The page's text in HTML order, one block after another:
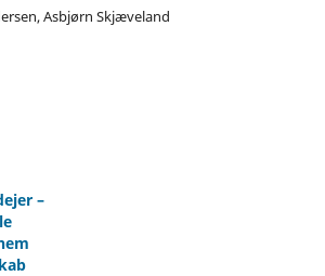
Asbjørn Skjæveland
–